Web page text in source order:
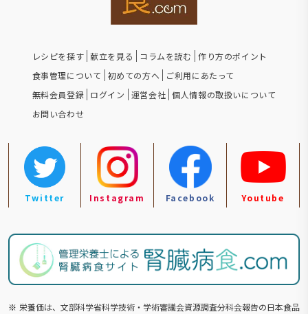
レシピを探す 献立を見る コラムを読む
作り方のポイント
食事管理について
初めての方へ
ご利用にあたって
無料会員登録 ログイン 運営会社 個人情報の取扱いについて
お問い合わせ
Twitter Instagram Facebook Youtube
※ 栄養価は、文部科学省科学技術・学術審議会資源調査分科会報告の⽇本食品